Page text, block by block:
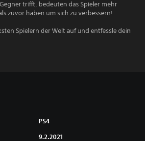
trifft, bedeuten das Spieler mehr
zuvor haben um sich zu verbessern!
Spielern der Welt auf und entfessle dein
PS4
9.2.2021